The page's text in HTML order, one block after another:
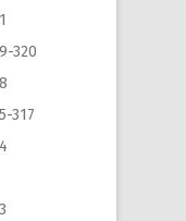
320
317